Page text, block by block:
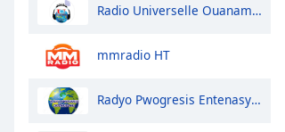
Radio Universelle Ouanaminthe
mmradio HT
Radyo Pwogresis Entenasyonal